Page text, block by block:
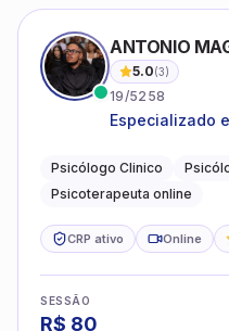
ANTONIO
5.0(3)
19/5258
Especializado
familiares e
Psicólogo Clinico
Psicoterapeuta online
CRP ativo Online
SESSÃO
R$ 80